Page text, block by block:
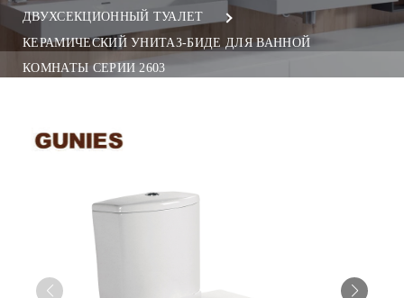
ДВУХСЕКЦИОННЫЙ ТУАЛЕТ
КЕРАМИЧЕСКИЙ УНИТАЗ-БИДЕ ДЛЯ ВАННОЙ
КОМНАТЫ СЕРИИ 2603